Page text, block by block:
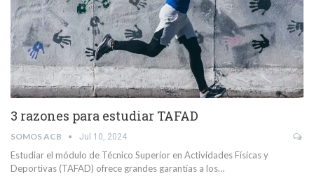
3 razones para estudiar TAFAD
SOMOS ACB Jul 10, 2024
Estudiar el módulo de Técnico Superior en Actividades Físicas y
Deportivas (TAFAD) ofrece grandes garantías a los…